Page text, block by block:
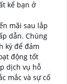
kể bạn ở
mãi sau lắp
dẫn. Chúng
kỳ để đảm
động tốt
dịch vụ hỗ
mắc và sự cố